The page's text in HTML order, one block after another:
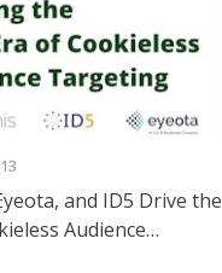
and ID5 Drive the
Audience